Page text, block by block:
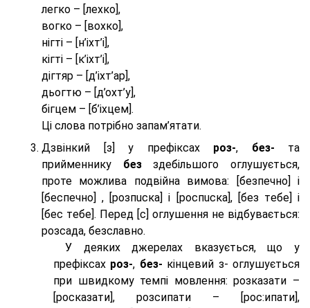
легко – [лехко],
вогко – [вохко],
нігті – [н’іхт’і],
кігті – [к’іхт’і],
дігтяр – [д’іхт’ар],
дьогтю – [д’охт’у],
бігцем – [б’іхцем].
Ці слова потрібно запам’ятати.
Дзвінкий [з] у префіксах роз-, без- та
прийменнику безздебільшого оглушується,
проте можлива подвійна вимова: [безпeчно] і
[беспeчно] , [розпuска] і [роспuска], [без тeбе] і
[бес тeбе]. Перед [с] оглушення не відбувається:
розсада, безславно.
У деяких джерелах вказується, що у
префіксах роз-, без- кінцевий з- оглушується
при швидкому темпі мовлення: розказати –
[росказати], розсипати – [роc:ипати],